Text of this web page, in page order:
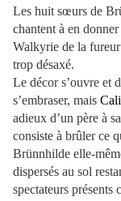
Les huit sœurs de
chantent à en
Walkyrie de la
trop désaxé.
Le décor s’ouvre et
s’embraser, mais
adieux d’un père à
consiste à brûler ce
Brünnhilde elle-
dispersés au sol
spectateurs présents